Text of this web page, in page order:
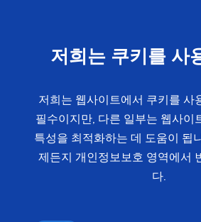
에너지 절약과 배출량 감소는 지
향적인 생산을 위한 결정적인 요
투명성이 중요한 역할을 합니다.
니터를 통해 기계의 에너지 소비
하고 이해하기 쉽게 표시하는 툴
저희는 쿠키를 사
저희는 웹사이트에서 쿠키를 사
필수이지만, 다른 일부는 웹사이
특성을 최적화하는 데 도움이 됩
제든지 개인정보보호 영역에서
다.